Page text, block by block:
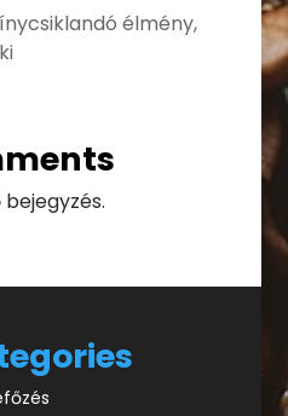
ínycsiklandó élmény,